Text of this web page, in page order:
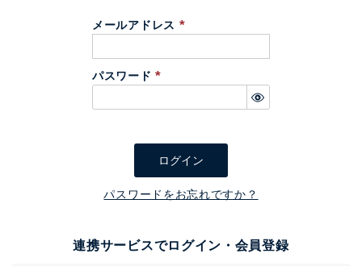
メールアドレス
必
パスワード
必
ログイン
パスワードをお忘れですか？
連携サービスでログイン・会員登録